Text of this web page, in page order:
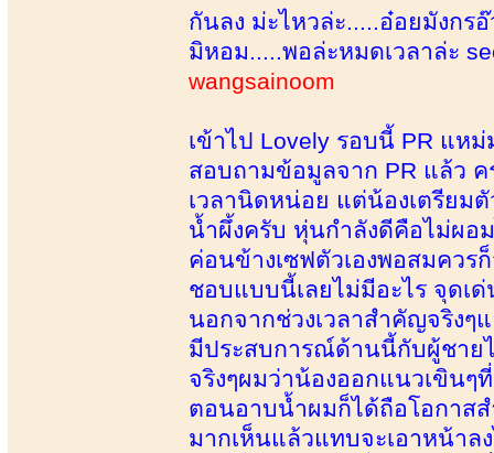
กันลง ม่ะไหวล่ะ.....อ๋อยมังกร
มิหอม.....พอล่ะหมดเวลาล่ะ
wangsainoom
เข้าไป Lovely รอบนี้ PR แห
สอบถามข้อมูลจาก PR แล้ว ค
เวลานิดหน่อย แต่น้องเตรียม
น้ำผึ้งครับ หุ่นกำลังดีคือไม่ผ
ค่อนข้างเซฟตัวเองพอสมควร
ชอบแบบนี้เลยไม่มีอะไร จุดเ
นอกจากช่วงเวลาสำคัญจริง
มีประสบการณ์ด้านนี้กับผู้ชาย
จริงๆผมว่าน้องออกแนวเขิน
ตอนอาบน้ำผมก็ได้ถือโอกาส
มากเห็นแล้วแทบจะเอาหน้าล